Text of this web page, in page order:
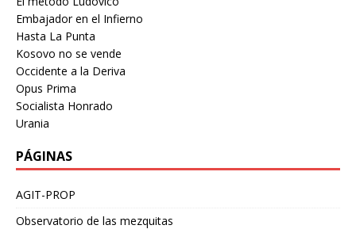
Embajador en el Infierno
Hasta La Punta
Kosovo no se vende
Occidente a la Deriva
Opus Prima
Socialista Honrado
Urania
PÁGINAS
AGIT-PROP
Observatorio de las mezquitas